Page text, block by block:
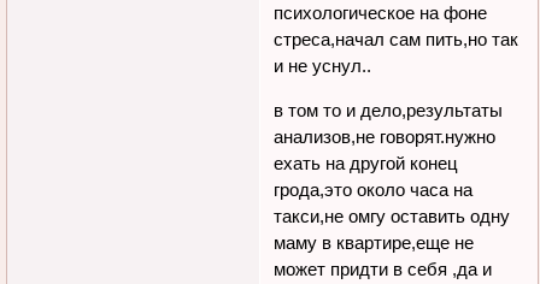
психологическое на фоне
стреса,начал сам пить,но так
и не уснул..
в том то и дело,результаты
анализов,не говорят.нужно
ехать на другой конец
грода,это около часа на
такси,не омгу оставить одну
маму в квартире,еще не
может придти в себя ,да и